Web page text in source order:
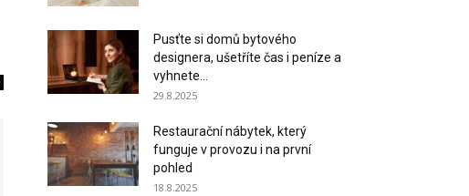
Pusťte si domů bytového
designera, ušetříte čas i peníze a
vyhnete...
29.8.2025
Restaurační nábytek, který
funguje v provozu i na první
pohled
18.8.2025